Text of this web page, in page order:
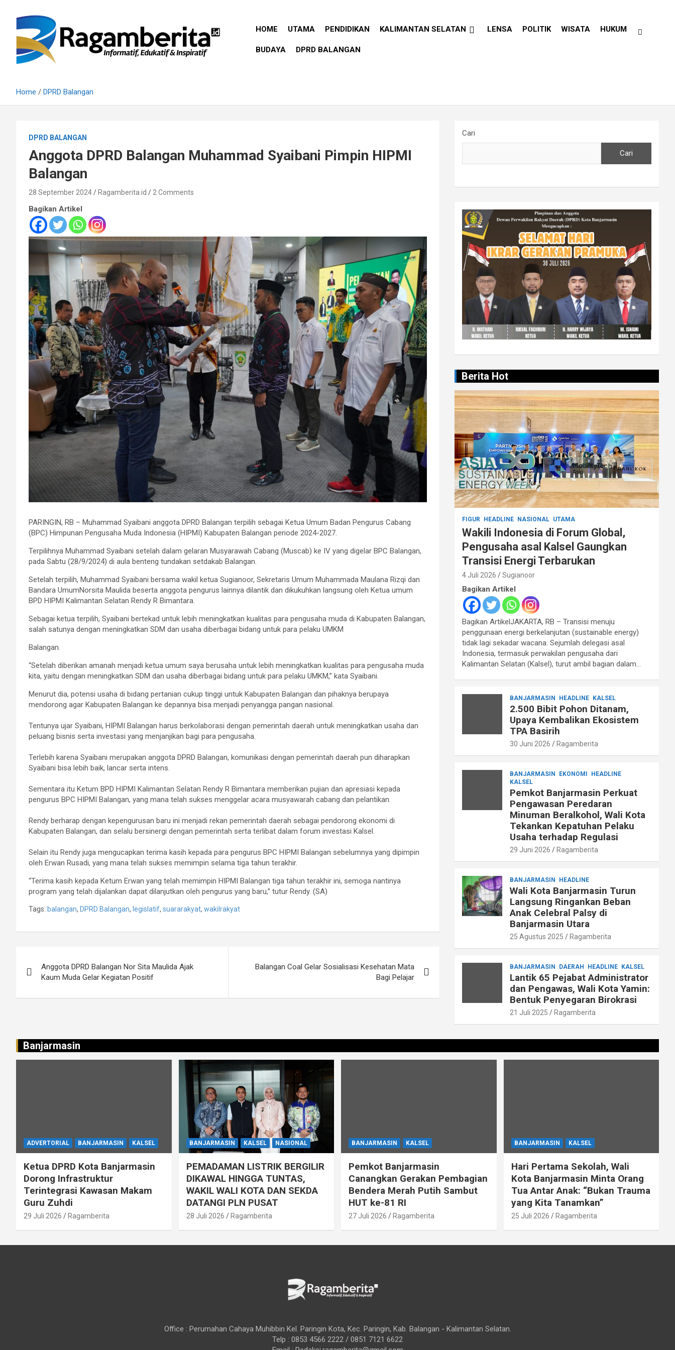
HOME UTAMA PENDIDIKAN KALIMANTAN SELATAN LENSA POLITIK WISATA HUKUM
BUDAYA DPRD BALANGAN
Home DPRD Balangan
DPRD BALANGAN
Anggota DPRD Balangan Muhammad Syaibani Pimpin HIPMI
Balangan
28 September 2024 Ragamberita.id 2 Comments
Bagikan Artikel
PARINGIN, RB – Muhammad Syaibani anggota DPRD Balangan terpilih sebagai Ketua Umum Badan Pengurus Cabang
(BPC) Himpunan Pengusaha Muda Indonesia (HIPMI) Kabupaten Balangan periode 2024-2027.
Terpilihnya Muhammad Syaibani setelah dalam gelaran Musyarawah Cabang (Muscab) ke IV yang digelar BPC Balangan,
pada Sabtu (28/9/2024) di aula benteng tundakan setdakab Balangan.
Setelah terpilih, Muhammad Syaibani bersama wakil ketua Sugianoor, Sekretaris Umum Muhammada Maulana Rizqi dan
Bandara UmumNorsita Maulida beserta anggota pengurus lainnya dilantik dan dikukuhkan langsung oleh Ketua umum
BPD HIPMI Kalimantan Selatan Rendy R Bimantara.
Sebagai ketua terpilih, Syaibani bertekad untuk lebih meningkatkan kualitas para pengusaha muda di Kabupaten Balangan,
salah satunya dengan meningkatkan SDM dan usaha diberbagai bidang untuk para pelaku UMKM
Balangan.
“Setelah diberikan amanah menjadi ketua umum saya berusaha untuk lebih meningkatkan kualitas para pengusaha muda
kita, yaitu dengan meningkatkan SDM dan usaha diberbagai bidang untuk para pelaku UMKM,” kata Syaibani.
Menurut dia, potensi usaha di bidang pertanian cukup tinggi untuk Kabupaten Balangan dan pihaknya berupaya
mendorong agar Kabupaten Balangan ke depannya bisa menjadi penyangga pangan nasional.
Tentunya ujar Syaibani, HIPMI Balangan harus berkolaborasi dengan pemerintah daerah untuk meningkatkan usaha dan
peluang bisnis serta investasi yang menjanjikan bagi para pengusaha.
Terlebih karena Syaibani merupakan anggota DPRD Balangan, komunikasi dengan pemerintah daerah pun diharapkan
Syaibani bisa lebih baik, lancar serta intens.
Sementara itu Ketum BPD HIPMI Kalimantan Selatan Rendy R Bimantara memberikan pujian dan apresiasi kepada
pengurus BPC HIPMI Balangan, yang mana telah sukses menggelar acara musyawarah cabang dan pelantikan.
Rendy berharap dengan kepengurusan baru ini menjadi rekan pemerintah daerah sebagai pendorong ekonomi di
Kabupaten Balangan, dan selalu bersinergi dengan pemerintah serta terlibat dalam forum investasi Kalsel.
Selain itu Rendy juga mengucapkan terima kasih kepada para pengurus BPC HIPMI Balangan sebelumnya yang dipimpin
oleh Erwan Rusadi, yang mana telah sukses memimpin selama tiga tahun terakhir.
“Terima kasih kepada Ketum Erwan yang telah memimpin HIPMI Balangan tiga tahun terakhir ini, semoga nantinya
program yang telah dijalankan dapat dilanjutkan oleh pengurus yang baru,” tutur Rendy. (SA)
Tags: balangan, DPRD Balangan, legislatif, suararakyat, wakilrakyat
pos
Anggota DPRD Balangan Nor Sita Maulida Ajak
Kaum Muda Gelar Kegiatan Positif
Balangan Coal Gelar Sosialisasi Kesehatan Mata
Bagi Pelajar
Cari
Cari
Berita Hot
FIGUR HEADLINE NASIONAL UTAMA
Wakili Indonesia di Forum Global,
Pengusaha asal Kalsel Gaungkan
Transisi Energi Terbarukan
4 Juli 2026 Sugianoor
Bagikan Artikel
Bagikan ArtikelJAKARTA, RB – Transisi menuju
penggunaan energi berkelanjutan (sustainable energy)
tidak lagi sekadar wacana. Sejumlah delegasi asal
Indonesia, termasuk perwakilan pengusaha dari
Kalimantan Selatan (Kalsel), turut ambil bagian dalam…
BANJARMASIN HEADLINE KALSEL
2.500 Bibit Pohon Ditanam,
Upaya Kembalikan Ekosistem
TPA Basirih
30 Juni 2026 Ragamberita
BANJARMASIN EKONOMI
HEADLINE
KALSEL
Pemkot Banjarmasin Perkuat
Pengawasan Peredaran
Minuman Beralkohol, Wali Kota
Tekankan Kepatuhan Pelaku
Usaha terhadap Regulasi
29 Juni 2026 Ragamberita
BANJARMASIN HEADLINE
Wali Kota Banjarmasin Turun
Langsung Ringankan Beban
Anak Celebral Palsy di
Banjarmasin Utara
25 Agustus 2025 Ragamberita
BANJARMASIN DAERAH HEADLINE KALSEL
Lantik 65 Pejabat Administrator
dan Pengawas, Wali Kota Yamin:
Bentuk Penyegaran Birokrasi
21 Juli 2025 Ragamberita
Banjarmasin
ADVERTORIAL BANJARMASIN KALSEL
Ketua DPRD Kota Banjarmasin
Dorong Infrastruktur
Terintegrasi Kawasan Makam
Guru Zuhdi
29 Juli 2026 Ragamberita
BANJARMASIN KALSEL NASIONAL
PEMADAMAN LISTRIK BERGILIR
DIKAWAL HINGGA TUNTAS,
WAKIL WALI KOTA DAN SEKDA
DATANGI PLN PUSAT
28 Juli 2026 Ragamberita
BANJARMASIN KALSEL
Pemkot Banjarmasin
Canangkan Gerakan Pembagian
Bendera Merah Putih Sambut
HUT ke-81 RI
27 Juli 2026 Ragamberita
BANJARMASIN KALSEL
Hari Pertama Sekolah, Wali
Kota Banjarmasin Minta Orang
Tua Antar Anak: “Bukan Trauma
yang Kita Tanamkan”
25 Juli 2026 Ragamberita
Office : Perumahan Cahaya Muhibbin Kel. Paringin Kota, Kec. Paringin, Kab. Balangan - Kalimantan Selatan.
Telp : 0853 4566 2222 / 0851 7121 6622